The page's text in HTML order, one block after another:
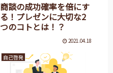
商談の成功確率を倍にす
る！プレゼンに大切な2
つのコトとは！？
2021.04.18
自己啓発